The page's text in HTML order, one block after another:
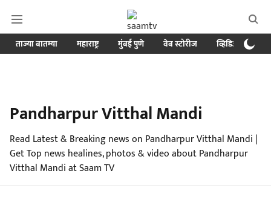
ताज्या बातम्या महाराष्ट्र मुंबई पुणे वेब स्टोरीज व्हिडिओ
Pandharpur Vitthal Mandi
Read Latest & Breaking news on Pandharpur Vitthal Mandi |
Get Top news healines, photos & video about Pandharpur
Vitthal Mandi at Saam TV